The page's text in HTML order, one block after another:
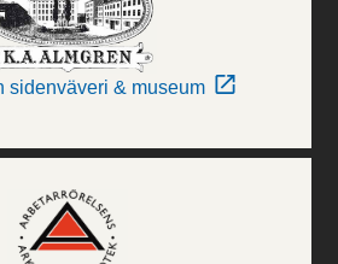
sidenväveri & museum